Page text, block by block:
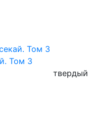
Том 3
твердый